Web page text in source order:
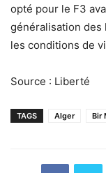
opté pour le F3
généralisation des
les conditions de
Source : Liberté
TAGS Alger Bir